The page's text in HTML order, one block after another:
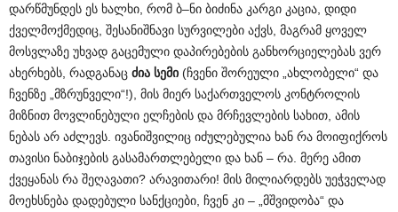
დარწმუნდეს ეს ხალხი, რომ ბ–ნი ბიძინა კარგი კაცია, დიდი
ქველმოქმედიც, შესანიშნავი სურვილები აქვს, მაგრამ ყოველ
მოსვლაზე უხვად გაცემული დაპირებების განხორციელებას ვერ
ახერხებს, რადგანაც ძია სემი (ჩვენი შორეული „ახლობელი“ და
ჩვენზე „მზრუნველი“!), მის მიერ საქართველოს კონტროლის
მიზნით მოვლინებული ელჩების და მრჩევლების სახით, ამის
ნებას არ აძლევს. ივანიშვილიც იძულებულია ხან რა მოიფიქროს
თავისი ნაბიჯების გასამართლებელი და ხან – რა. მერე ამით
ქვეყანას რა შეღავათი? არავითარი! მის მილიარდებს უეჭველად
მოეხსნება დადებული სანქციები, ჩვენ კი – „მშვიდობა“ და